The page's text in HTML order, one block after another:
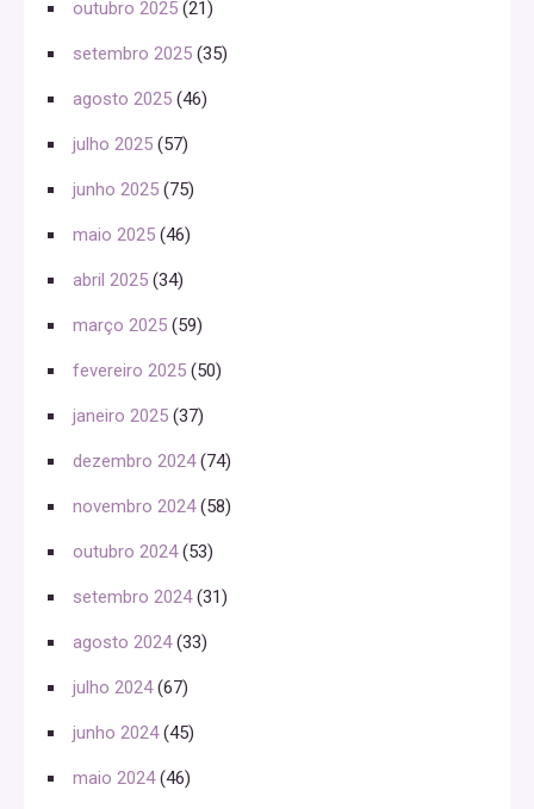
outubro 2025 (21)
setembro 2025 (35)
agosto 2025 (46)
julho 2025 (57)
junho 2025 (75)
maio 2025 (46)
abril 2025 (34)
março 2025 (59)
fevereiro 2025 (50)
janeiro 2025 (37)
dezembro 2024(74)
novembro 2024(58)
outubro 2024(53)
setembro 2024(31)
agosto 2024(33)
julho 2024(67)
junho 2024(45)
maio 2024(46)